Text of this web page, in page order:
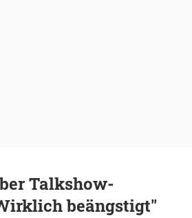
Talkshow-
beängstigt"